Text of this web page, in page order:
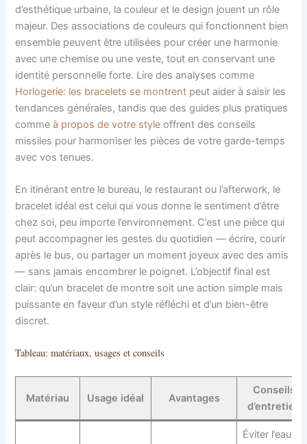
d’esthétique urbaine, la couleur et le design jouent un rôle
majeur. Des associations de couleurs qui fonctionnent bien
ensemble peuvent être utilisées pour créer une harmonie
avec une chemise ou une veste, tout en conservant une
identité personnelle forte. Lire des analyses comme
Horlogerie: les bracelets se montrent peut aider à saisir les
tendances générales, tandis que des guides plus pratiques
commeà propos de votre style offrent des conseils
missiles pour harmoniser les pièces de votre garde-temps
avec vos tenues.
En itinérant entre le bureau, le restaurant ou l’afterwork, le
bracelet idéal est celui qui vous donne le sentiment d’être
chez soi, peu importe l’environnement. C’est une pièce qui
peut accompagner les gestes du quotidien — écrire, courir
après le bus, ou partager un moment joyeux avec des amis
— sans jamais encombrer le poignet. L’objectif final est
clair: qu’un bracelet de montre soit une action simple mais
puissante en faveur d’un style réfléchi et d’un bien-être
discret.
Tableau: matériaux, usages et conseils
Matériau Usage idéal Avantages
Conseils
d’entretien
Éviter l’eau